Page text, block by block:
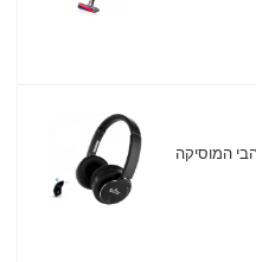
המוסיקה